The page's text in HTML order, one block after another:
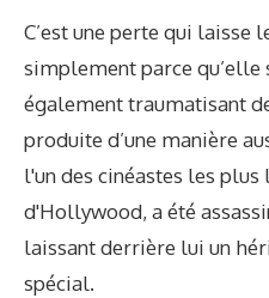
C’est une perte qui laisse
simplement parce
également traumatisant
produite d’une manière
l'un des cinéastes les
d'Hollywood, a été
laissant derrière lui un
spécial.